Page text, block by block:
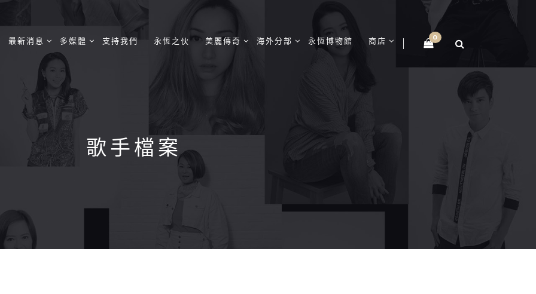
最新消息 多媒體 支持我們 永恆之伙 美麗傳奇 海外分部 永恆博物館 商店 0
歌手檔案